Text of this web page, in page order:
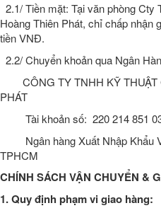
2.1/ Tiền mặt: Tại văn phòng Cty
Hoàng Thiên Phát, chỉ chấp nhận
tiền VNĐ.
2.2/ Chuyển khoản qua Ngân
CÔNG TY TNHH KỸ THUẬT
PHÁT
Tài khoản số: 220 214
Ngân hàng Xuất Nhập Khẩu
TPHCM
CHÍNH SÁCH VẬN CHUYỂN &
1. Quy định phạm vi giao hàng: